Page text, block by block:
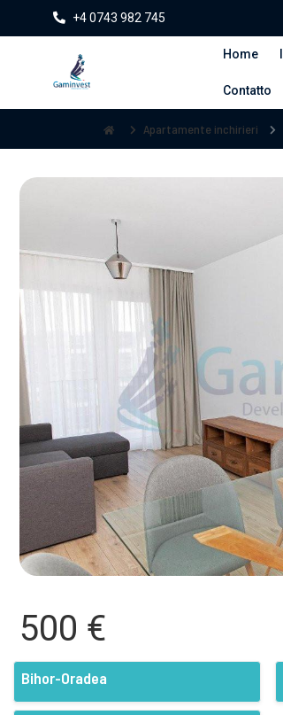
+4 0743 982 745
Home
Contatto
Apartamente inchirieri
500 €
Bihor-Oradea